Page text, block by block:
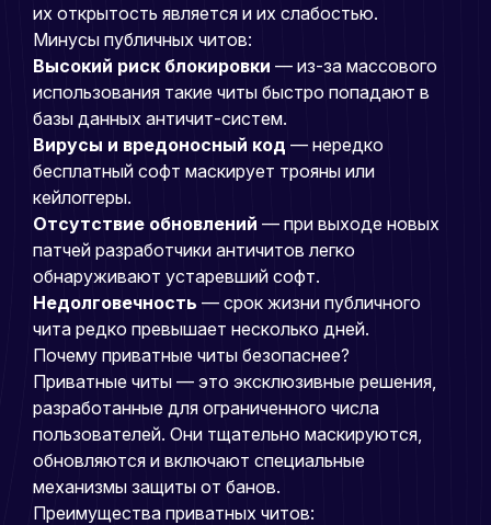
их открытость является и их слабостью.
Минусы публичных читов:
Высокий риск блокировки — из-за массового
использования такие читы быстро попадают в
базы данных античит-систем.
Вирусы и вредоносный код — нередко
бесплатный софт маскирует трояны или
кейлоггеры.
Отсутствие обновлений — при выходе новых
патчей разработчики античитов легко
обнаруживают устаревший софт.
Недолговечность — срок жизни публичного
чита редко превышает несколько дней.
Почему приватные читы безопаснее?
Приватные читы — это эксклюзивные решения,
разработанные для ограниченного числа
пользователей. Они тщательно маскируются,
обновляются и включают специальные
механизмы защиты от банов.
Преимущества приватных читов: